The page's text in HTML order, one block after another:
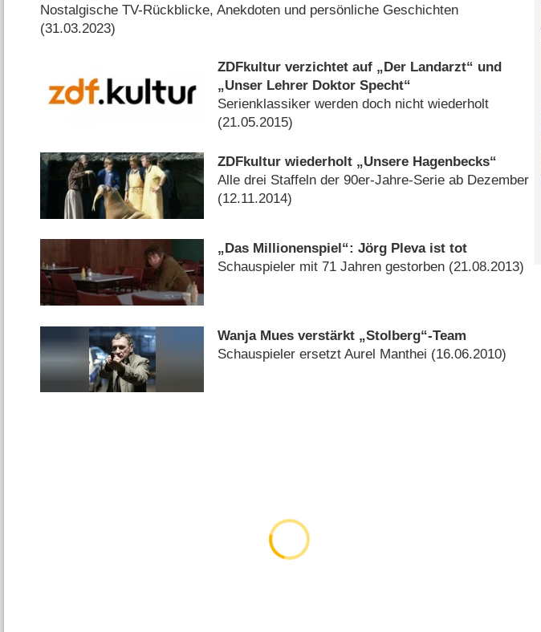
Nostalgische TV-Rückblicke, Anekdoten und persönliche Geschichten
(31.03.2023)
ZDFkultur verzichtet auf „Der Landarzt“ und
„Unser Lehrer Doktor Specht“
Serienklassiker werden doch nicht wiederholt
(21.05.2015)
ZDFkultur wiederholt „Unsere Hagenbecks“
Alle drei Staffeln der 90er-Jahre-Serie ab Dezember
(12.11.2014)
„Das Millionenspiel“: Jörg Pleva ist tot
Schauspieler mit 71 Jahren gestorben (21.08.2013)
Wanja Mues verstärkt „Stolberg“-Team
Schauspieler ersetzt Aurel Manthei (16.06.2010)